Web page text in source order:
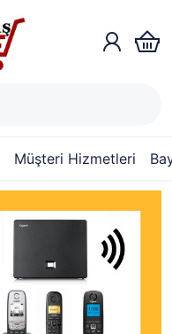
Müşteri Hizmetleri